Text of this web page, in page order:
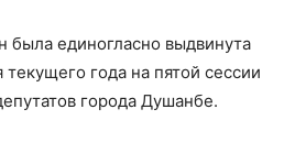
была единогласно выдвинута
года на пятой сессии
города Душанбе.